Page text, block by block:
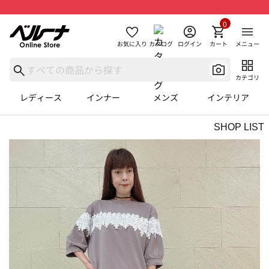
お気に入り カタログ ログイン カート
0
メニュー
カテゴリ
レディース インナー メンズ インテリア
SHOP LIST